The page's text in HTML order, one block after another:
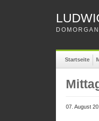
Startseite
07. August